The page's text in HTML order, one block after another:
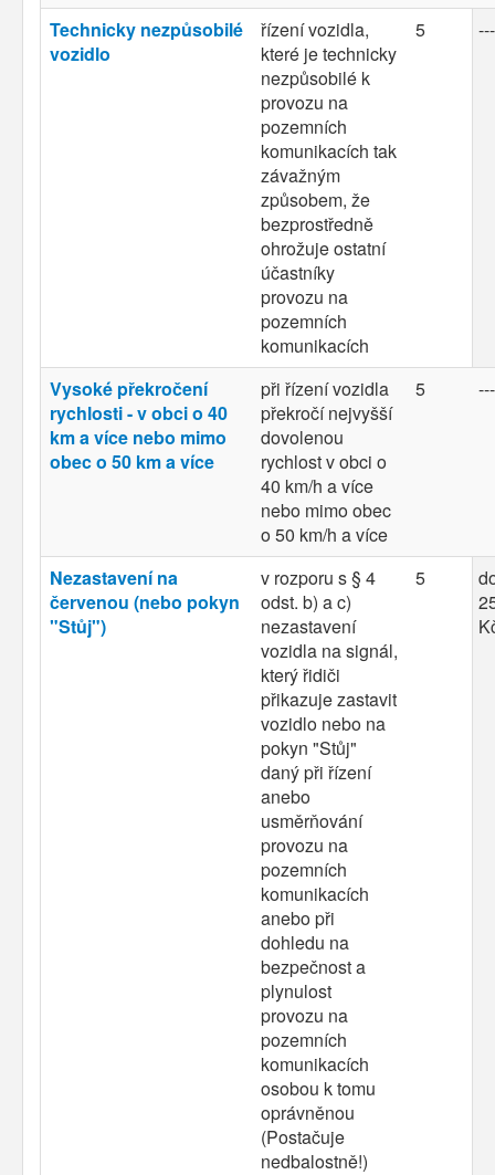
Technicky nezpůsobilé
vozidlo
řízení vozidla,
které je technicky
nezpůsobilé k
provozu na
pozemních
komunikacích tak
závažným
způsobem, že
bezprostředně
ohrožuje ostatní
účastníky
provozu na
pozemních
komunikacích
5 ---
Vysoké překročení
rychlosti - v obci o 40
km a více nebo mimo
obec o 50 km a více
při řízení vozidla
překročí nejvyšší
dovolenou
rychlost v obci o
40 km/h a více
nebo mimo obec
o 50 km/h a více
5 ---
Nezastavení na
červenou (nebo pokyn
"Stůj")
v rozporu s § 4
odst. b) a c)
nezastavení
vozidla na signál,
který řidiči
přikazuje zastavit
vozidlo nebo na
pokyn "Stůj"
daný při řízení
anebo
usměrňování
provozu na
pozemních
komunikacích
anebo při
dohledu na
bezpečnost a
plynulost
provozu na
pozemních
komunikacích
osobou k tomu
oprávněnou
(Postačuje
nedbalostně!)
5